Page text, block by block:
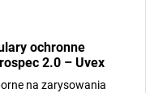
ochronne
2.0 – Uvex
na zarysowania